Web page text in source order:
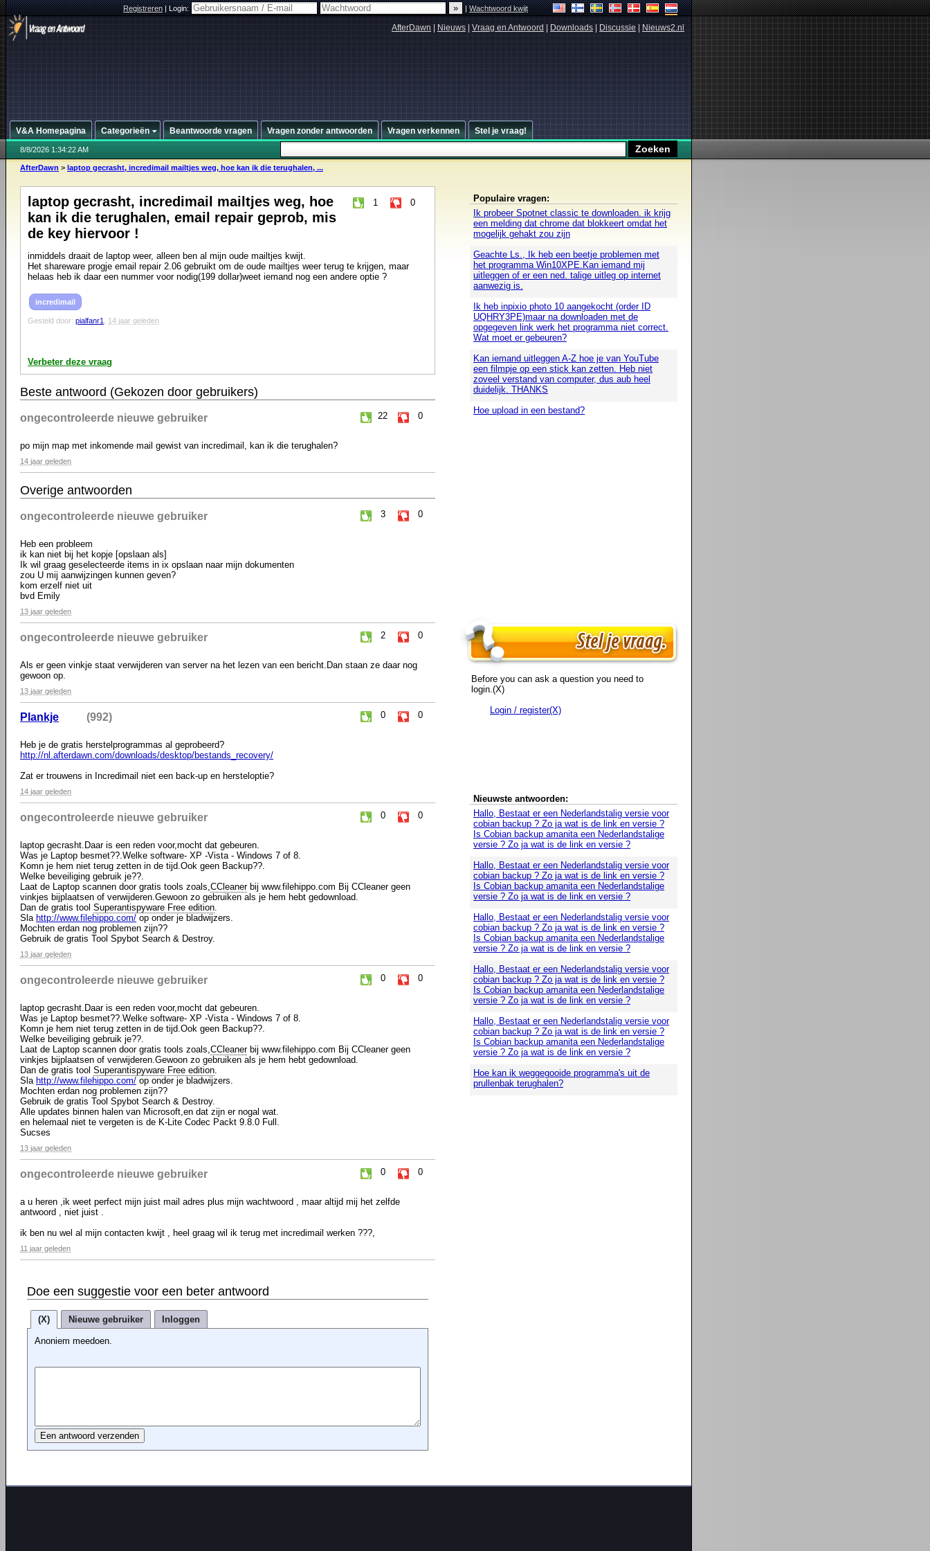
Registreren|Login: |Wachtwoord kwijt
AfterDawn Nieuws Vraag en Antwoord Downloads Discussie Nieuws2.nl
V&A Homepagina Categorieën Beantwoorde vragen Vragen zonder antwoorden Vragen verkennen Stel je vraag!
8/8/2026 1:34:22 AM
AfterDawn > laptop gecrasht, incredimail mailtjes weg, hoe kan ik die terughalen, ...
1 0
laptop gecrasht, incredimail mailtjes weg, hoe
kan ik die terughalen, email repair geprob, mis
de key hiervoor !
inmiddels draait de laptop weer, alleen ben al mijn oude mailtjes kwijt.
Het shareware progje email repair 2.06 gebruikt om de oude mailtjes weer terug te krijgen, maar
helaas heb ik daar een nummer voor nodig(199 dollar)weet iemand nog een andere optie ?
incredimail
Gesteld door: pialfanr1 14 jaar geleden
Verbeter deze vraag
Beste antwoord (Gekozen door gebruikers)
22 0
ongecontroleerde nieuwe gebruiker
po mijn map met inkomende mail gewist van incredimail, kan ik die terughalen?
14 jaar geleden
Overige antwoorden
3 0
ongecontroleerde nieuwe gebruiker
Heb een probleem
ik kan niet bij het kopje [opslaan als]
Ik wil graag geselecteerde items in ix opslaan naar mijn dokumenten
zou U mij aanwijzingen kunnen geven?
kom erzelf niet uit
bvd Emily
13 jaar geleden
2 0
ongecontroleerde nieuwe gebruiker
Als er geen vinkje staat verwijderen van server na het lezen van een bericht.Dan staan ze daar nog
gewoon op.
13 jaar geleden
0 0
Plankje (992)
Heb je de gratis herstelprogrammas al geprobeerd?
http://nl.afterdawn.com/downloads/desktop/bestands_recovery/
Zat er trouwens in Incredimail niet een back-up en hersteloptie?
14 jaar geleden
0 0
ongecontroleerde nieuwe gebruiker
laptop gecrasht.Daar is een reden voor,mocht dat gebeuren.
Was je Laptop besmet??.Welke software- XP -Vista - Windows 7 of 8.
Komn je hem niet terug zetten in de tijd.Ook geen Backup??.
Welke beveiliging gebruik je??.
Laat de Laptop scannen door gratis tools zoals, CCleanerbij www.filehippo.com Bij CCleaner geen
vinkjes bijplaatsen of verwijderen.Gewoon zo gebruiken als je hem hebt gedownload.
Dan de gratis tool Superantispyware Free edition
Sla http://www.filehippo.com/ op onder je bladwijzers.
Mochten erdan nog problemen zijn??
Gebruik de gratis Tool Spybot Search & Destroy.
13 jaar geleden
0 0
ongecontroleerde nieuwe gebruiker
laptop gecrasht.Daar is een reden voor,mocht dat gebeuren.
Was je Laptop besmet??.Welke software- XP -Vista - Windows 7 of 8.
Komn je hem niet terug zetten in de tijd.Ook geen Backup??.
Welke beveiliging gebruik je??.
Laat de Laptop scannen door gratis tools zoals, CCleanerbij www.filehippo.com Bij CCleaner geen
vinkjes bijplaatsen of verwijderen.Gewoon zo gebruiken als je hem hebt gedownload.
Dan de gratis tool Superantispyware Free edition
Sla http://www.filehippo.com/ op onder je bladwijzers.
Mochten erdan nog problemen zijn??
Gebruik de gratis Tool Spybot Search & Destroy.
Alle updates binnen halen van Microsoft,en dat zijn er nogal wat.
en helemaal niet te vergeten is de K-Lite Codec Packt 9.8.0 Full.
Sucses
13 jaar geleden
0 0
ongecontroleerde nieuwe gebruiker
a u heren ,ik weet perfect mijn juist mail adres plus mijn wachtwoord , maar altijd mij het zelfde
antwoord , niet juist .
ik ben nu wel al mijn contacten kwijt , heel graag wil ik terug met incredimail werken ???,
11 jaar geleden
Doe een suggestie voor een beter antwoord
(X) Nieuwe gebruiker Inloggen
Anoniem meedoen.
Populaire vragen:
Ik probeer Spotnet classic te downloaden. ik krijg
een melding dat chrome dat blokkeert omdat het
mogelijk gehakt zou zijn
Geachte Ls., Ik heb een beetje problemen met
het programma Win10XPE.Kan iemand mij
uitleggen of er een ned. talige uitleg op internet
aanwezig is.
Ik heb inpixio photo 10 aangekocht (order ID
UQHRY3PE)maar na downloaden met de
opgegeven link werk het programma niet correct.
Wat moet er gebeuren?
Kan iemand uitleggen A-Z hoe je van YouTube
een filmpje op een stick kan zetten. Heb niet
zoveel verstand van computer, dus aub heel
duidelijk. THANKS
Hoe upload in een bestand?
Before you can ask a question you need to
login.(X)
Login / register(X)
Nieuwste antwoorden:
Hallo, Bestaat er een Nederlandstalig versie voor
cobian backup ? Zo ja wat is de link en versie ?
Is Cobian backup amanita een Nederlandstalige
versie ? Zo ja wat is de link en versie ?
Hallo, Bestaat er een Nederlandstalig versie voor
cobian backup ? Zo ja wat is de link en versie ?
Is Cobian backup amanita een Nederlandstalige
versie ? Zo ja wat is de link en versie ?
Hallo, Bestaat er een Nederlandstalig versie voor
cobian backup ? Zo ja wat is de link en versie ?
Is Cobian backup amanita een Nederlandstalige
versie ? Zo ja wat is de link en versie ?
Hallo, Bestaat er een Nederlandstalig versie voor
cobian backup ? Zo ja wat is de link en versie ?
Is Cobian backup amanita een Nederlandstalige
versie ? Zo ja wat is de link en versie ?
Hallo, Bestaat er een Nederlandstalig versie voor
cobian backup ? Zo ja wat is de link en versie ?
Is Cobian backup amanita een Nederlandstalige
versie ? Zo ja wat is de link en versie ?
Hoe kan ik weggegooide programma's uit de
prullenbak terughalen?